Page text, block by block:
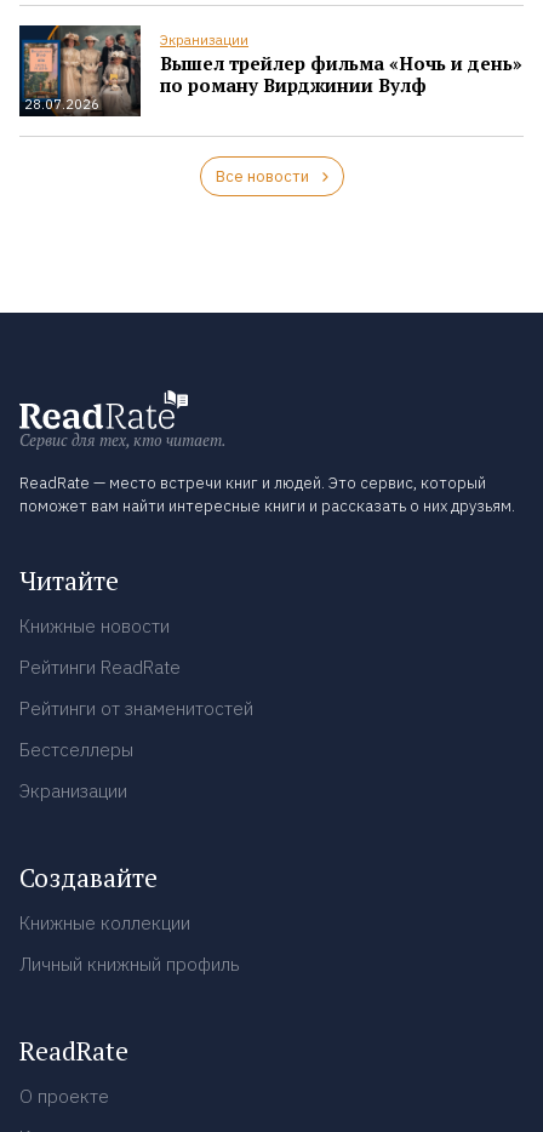
28.07.2026
Экранизации
Вышел трейлер фильма «Ночь и день»
по роману Вирджинии Вулф
Все новости
Сервис для тех, кто читает.
ReadRate — место встречи книг и людей. Это сервис, который
поможет вам найти интересные книги и рассказать о них друзьям.
Читайте
Книжные новости
Рейтинги ReadRate
Рейтинги от знаменитостей
Бестселлеры
Экранизации
Создавайте
Книжные коллекции
Личный книжный профиль
ReadRate
О проекте